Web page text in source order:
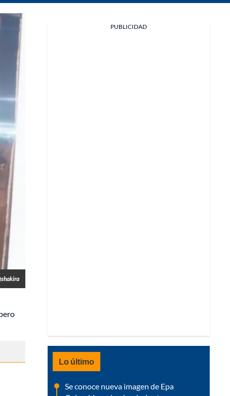
PUBLICIDAD
Lo último
Se conoce nueva imagen de Epa